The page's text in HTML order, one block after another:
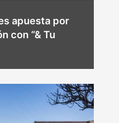
apuesta por
con “& Tu